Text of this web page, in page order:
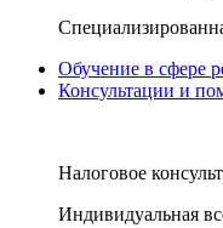
Обучение в сфере
Консультации и
Налоговое
Индивидуальная